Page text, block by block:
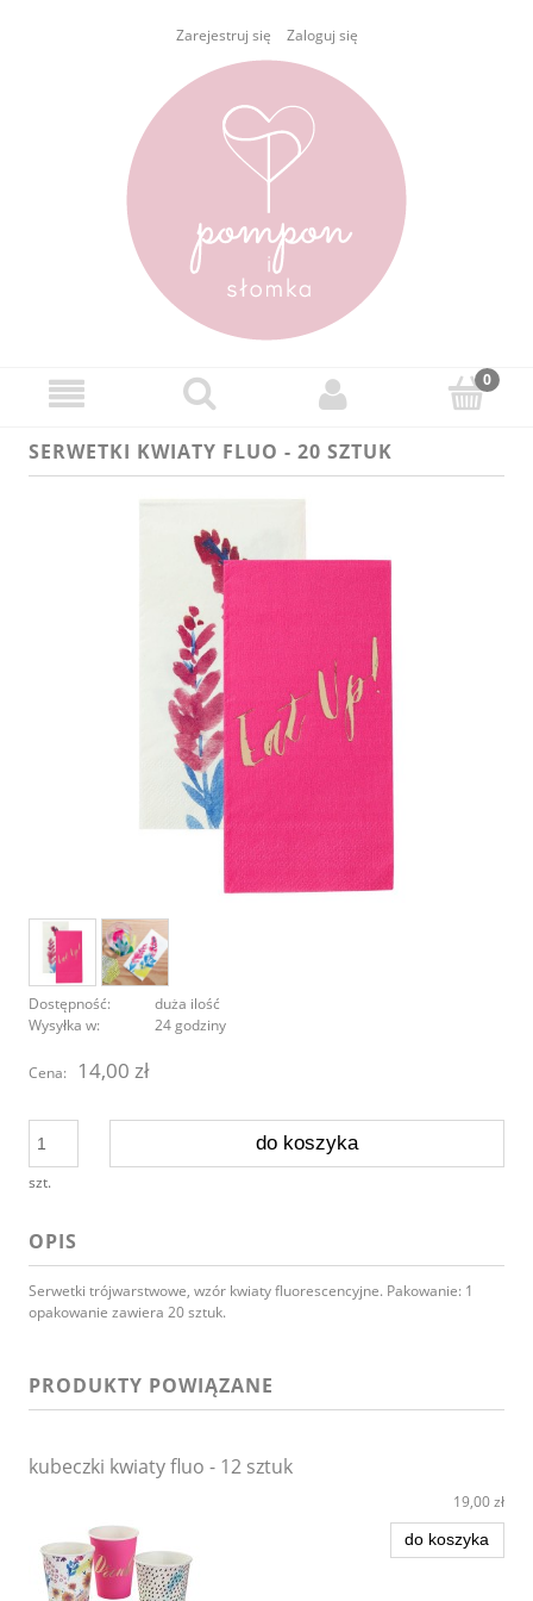
Zarejestruj się Zaloguj się
SERWETKI KWIATY FLUO - 20 SZTUK
Dostępność:
duża ilość
Wysyłka w:
24 godziny
Cena: 14,00 zł
szt.
do koszyka
OPIS
Serwetki trójwarstwowe, wzór kwiaty fluorescencyjne. Pakowanie: 1
opakowanie zawiera 20 sztuk.
PRODUKTY POWIĄZANE
kubeczki kwiaty fluo - 12 sztuk
19,00 zł
do koszyka